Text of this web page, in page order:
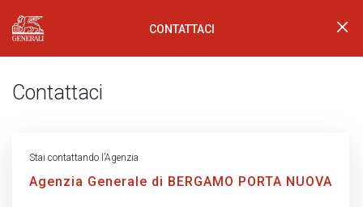
Generali Logo CONTATTACI
Contattaci
Stai contattando l’Agenzia
Agenzia Generale di BERGAMO PORTA NUOVA